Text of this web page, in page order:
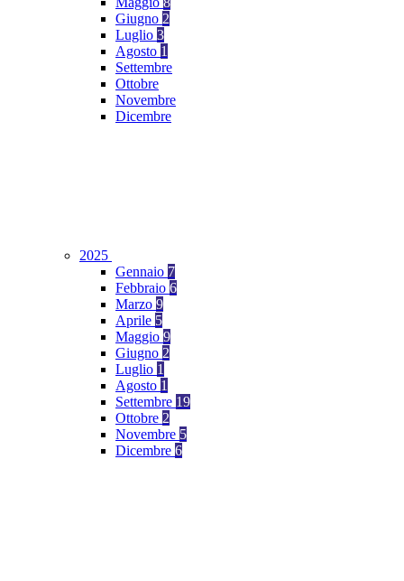
Giugno 2
Luglio 3
Agosto 1
Settembre
Ottobre
Novembre
Dicembre
2025
Gennaio 7
Febbraio 6
Marzo 9
Aprile 5
Maggio 9
Giugno 2
Luglio 1
Agosto 1
Settembre 19
Ottobre 2
Novembre 5
Dicembre 6